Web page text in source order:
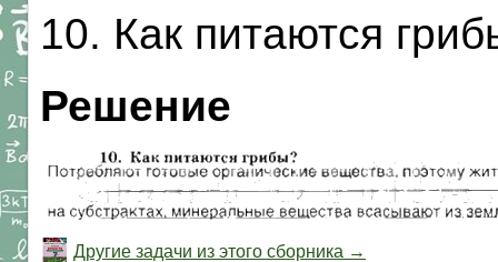
10. Как питаются
Решение
Другие задачи из этого сборника →